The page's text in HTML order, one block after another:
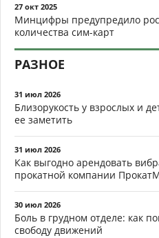
27 окт 2025
Минцифры предупредило
количества сим-карт
РАЗНОЕ
31 июл 2026
Близорукость у взрослых и
ее заметить
31 июл 2026
Как выгодно арендовать
прокатной компании
30 июл 2026
Боль в грудном отделе: как
свободу движений